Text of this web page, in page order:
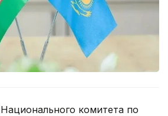
Национального комитета по